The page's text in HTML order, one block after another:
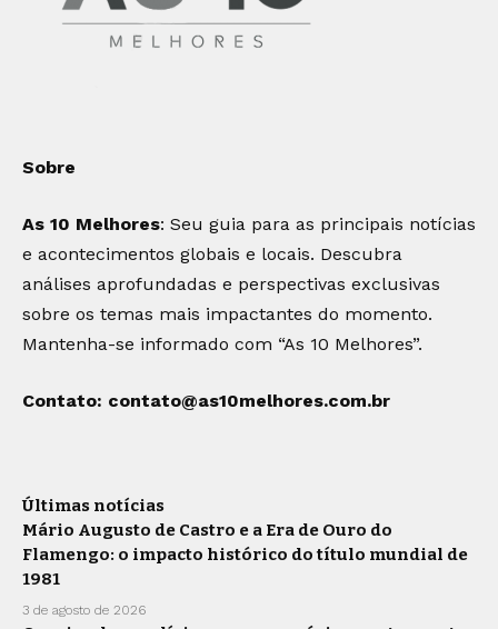
Sobre
As 10 Melhores: Seu guia para as principais notícias
e acontecimentos globais e locais. Descubra
análises aprofundadas e perspectivas exclusivas
sobre os temas mais impactantes do momento.
Mantenha-se informado com “As 10 Melhores”.
Contato: contato@as10melhores.com.br
Últimas notícias
Mário Augusto de Castro e a Era de Ouro do
Flamengo: o impacto histórico do título mundial de
1981
3 de agosto de 2026